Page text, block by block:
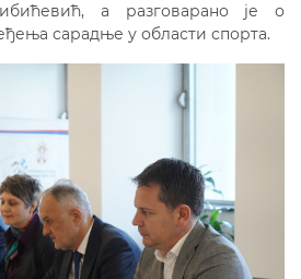
а разговарано је о
сарадње у области спорта.